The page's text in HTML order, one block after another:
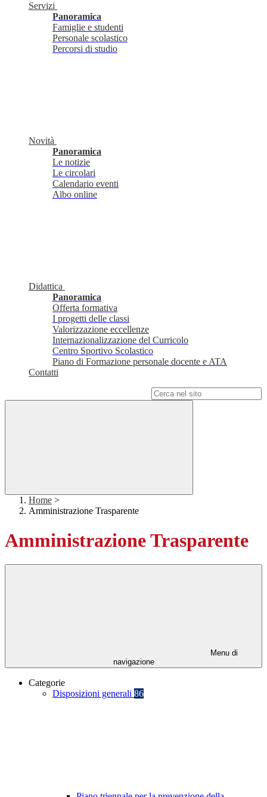
Servizi
Panoramica
Famiglie e studenti
Personale scolastico
Percorsi di studio
Novità
Panoramica
Le notizie
Le circolari
Calendario eventi
Albo online
Didattica
Panoramica
Offerta formativa
I progetti delle classi
Valorizzazione eccellenze
Internazionalizzazione del Curricolo
Centro Sportivo Scolastico
Piano di Formazione personale docente e ATA
Contatti
Home >
Amministrazione Trasparente
Amministrazione Trasparente
Menu di
navigazione
Categorie
Disposizioni generali 86